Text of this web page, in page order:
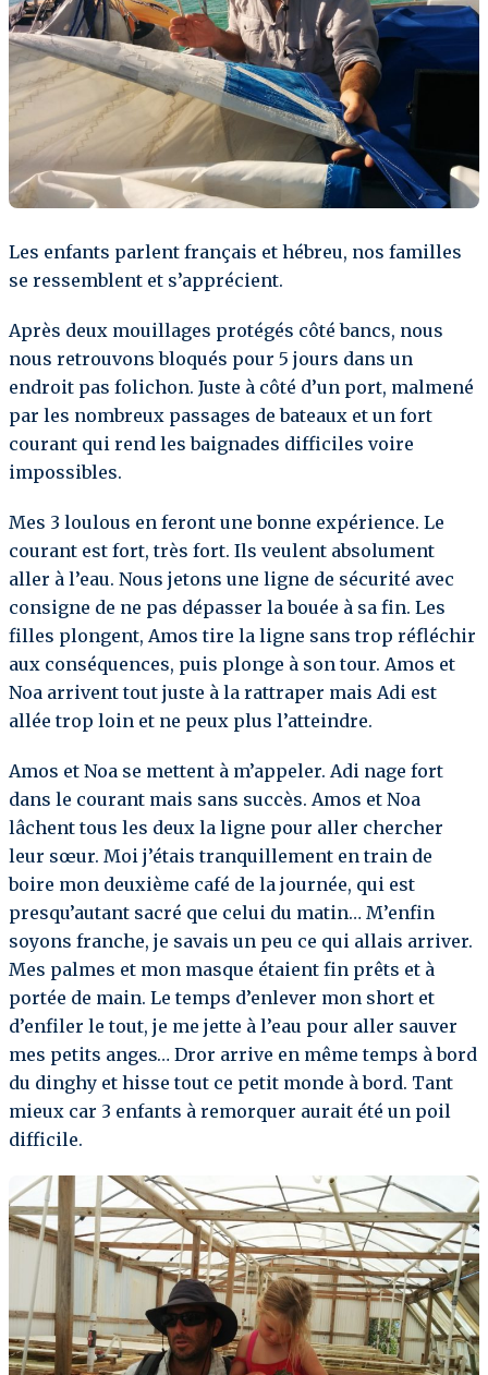
Les enfants parlent français et hébreu, nos familles
se ressemblent et s’apprécient.
Après deux mouillages protégés côté bancs, nous
nous retrouvons bloqués pour 5 jours dans un
endroit pas folichon. Juste à côté d’un port, malmené
par les nombreux passages de bateaux et un fort
courant qui rend les baignades difficiles voire
impossibles.
Mes 3 loulous en feront une bonne expérience. Le
courant est fort, très fort. Ils veulent absolument
aller à l’eau. Nous jetons une ligne de sécurité avec
consigne de ne pas dépasser la bouée à sa fin. Les
filles plongent, Amos tire la ligne sans trop réfléchir
aux conséquences, puis plonge à son tour. Amos et
Noa arrivent tout juste à la rattraper mais Adi est
allée trop loin et ne peux plus l’atteindre.
Amos et Noa se mettent à m’appeler. Adi nage fort
dans le courant mais sans succès. Amos et Noa
lâchent tous les deux la ligne pour aller chercher
leur sœur. Moi j’étais tranquillement en train de
boire mon deuxième café de la journée, qui est
presqu’autant sacré que celui du matin… M’enfin
soyons franche, je savais un peu ce qui allais arriver.
Mes palmes et mon masque étaient fin prêts et à
portée de main. Le temps d’enlever mon short et
d’enfiler le tout, je me jette à l’eau pour aller sauver
mes petits anges… Dror arrive en même temps à bord
du dinghy et hisse tout ce petit monde à bord. Tant
mieux car 3 enfants à remorquer aurait été un poil
difficile.